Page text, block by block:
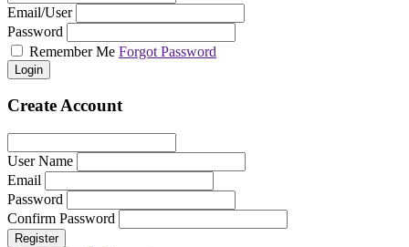
Email/User
Password
Remember Me Forgot Password
Login
Create Account
User Name
Email
Password
Confirm Password
Register